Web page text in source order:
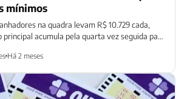
mínimos
na quadra levam R$ 10.729 cada,
acumula pela quarta vez seguida para
Há 2 meses